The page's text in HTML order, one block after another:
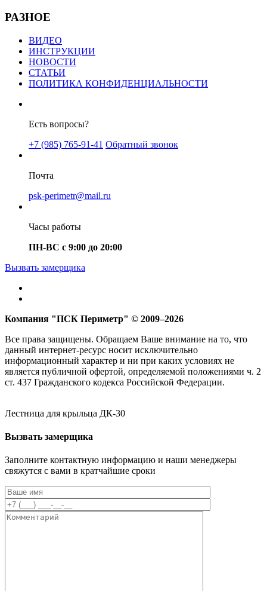
РАЗНОЕ
ВИДЕО
ИНСТРУКЦИИ
НОВОСТИ
СТАТЬИ
ПОЛИТИКА КОНФИДЕНЦИАЛЬНОСТИ
Есть вопросы?
+7 (985) 765-91-41 Обратный звонок
Почта
psk-perimetr@mail.ru
Часы работы
ПН-ВС с 9:00 до 20:00
Вызвать замерщика
Компания "ПСК Периметр" © 2009–2026
Все права защищены. Обращаем Ваше внимание на то, что
данный интернет-ресурс носит исключительно
информационный характер и ни при каких условиях не
является публичной офертой, определяемой положениями ч. 2
ст. 437 Гражданского кодекса Российской Федерации.
Лестница для крыльца ДК-30
Вызвать замерщика
Заполните контактную информацию и наши менеджеры
свяжутся с вами в кратчайшие сроки